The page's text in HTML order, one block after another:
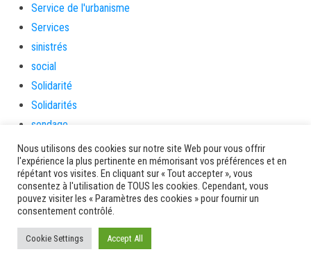
Service de l'urbanisme
Services
sinistrés
social
Solidarité
Solidarités
sondage
souris
soutien
soutienàlaparentalité
Spectacle
Sports de nature
Nous utilisons des cookies sur notre site Web pour vous offrir
l'expérience la plus pertinente en mémorisant vos préférences et en
répétant vos visites. En cliquant sur « Tout accepter », vous
consentez à l'utilisation de TOUS les cookies. Cependant, vous
pouvez visiter les « Paramètres des cookies » pour fournir un
consentement contrôlé.
Cookie Settings Accept All